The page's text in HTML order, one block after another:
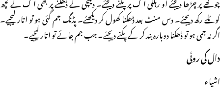
کوئلے رکھ دیجئے۔ دس منٹ بعد ڈھکنا کھول کر دیکھئے۔ پڈنگ جم گئی ہو تو اتار لیجیے۔
اگر نہ جمی ہو تو ڈھکنا دوبارہ بند کر کے پکنے دیجئے۔ جب جم جائے تو اتار لیجیے۔
دال کی روٹی
اشیاء